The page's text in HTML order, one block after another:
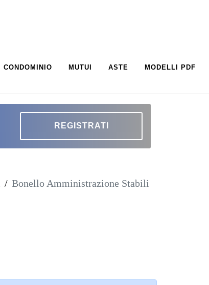
CONDOMINIO MUTUI ASTE MODELLI PDF
REGISTRATI
/ Bonello Amministrazione Stabili